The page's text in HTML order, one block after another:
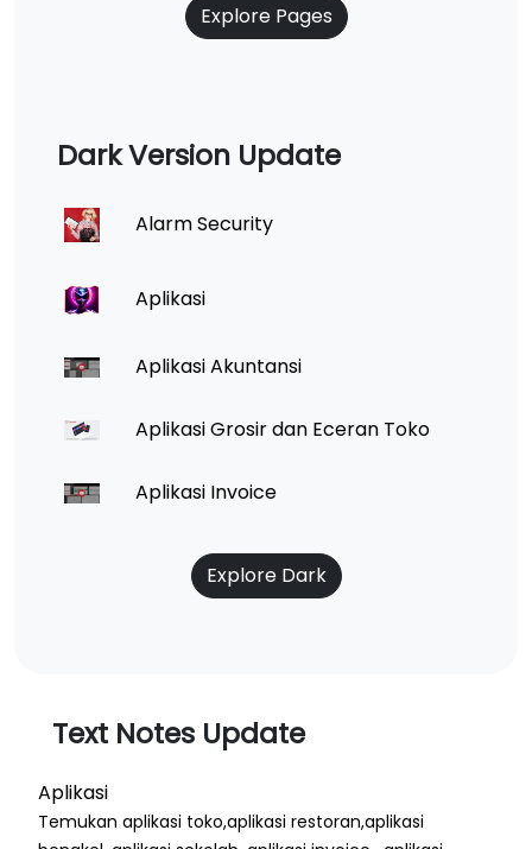
Explore Pages
Dark Version Update
Alarm Security
Aplikasi
Aplikasi Akuntansi
Aplikasi Grosir dan Eceran Toko
Aplikasi Invoice
Explore Dark
Text Notes Update
Aplikasi
Temukan aplikasi toko,aplikasi restoran,aplikasi